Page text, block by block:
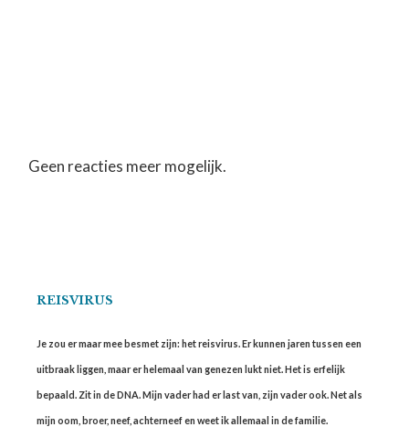
Geen reacties meer mogelijk.
REISVIRUS
Je zou er maar mee besmet zijn: het reisvirus. Er kunnen jaren tussen een
uitbraak liggen, maar er helemaal van genezen lukt niet. Het is erfelijk
bepaald. Zit in de DNA. Mijn vader had er last van, zijn vader ook. Net als
mijn oom, broer, neef, achterneef en weet ik allemaal in de familie.